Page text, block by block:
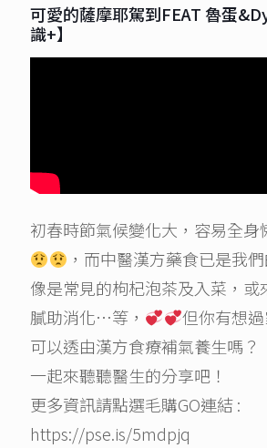
可愛的薩摩耶駕到FEAT 魯蛋
識+】
初春時節氣候變化大，容易全身
，而中醫漢方藥食已是我
像是常見的枸杞泡茶及入菜，或
膩助消化…等，
但你有想
可以透由漢方食療補氣養生嗎？
一起來聽聽醫生的分享吧！
更多資訊請點選毛購GO連結 :
https://pse.is/5mdpjq